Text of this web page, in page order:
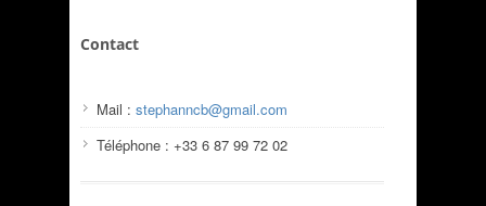
Contact
Mail : stephanncb@gmail.com
Téléphone : +33 6 87 99 72 02